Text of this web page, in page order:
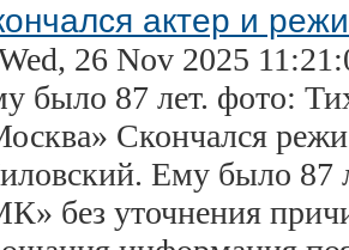
актер и
26 Nov 2025
было 87 лет. фото:
Скончался
Ему было 87
без уточнения